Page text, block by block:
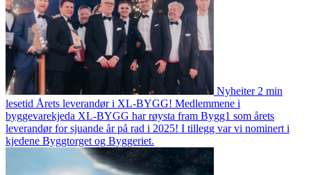
Nyheiter 2 min
lesetid Årets leverandør i XL-BYGG! Medlemmene i
byggevarekjeda XL-BYGG har røysta fram Bygg1 som årets
leverandør for sjuande år på rad i 2025! I tillegg var vi nominert i
kjedene Byggtorget og Byggeriet.